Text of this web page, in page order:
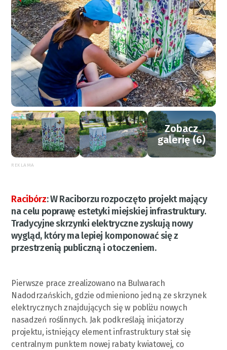
Zobacz
galerię (6)
REKLAMA
Racibórz:W Raciborzu rozpoczęto projekt mający
na celu poprawę estetyki miejskiej infrastruktury.
Tradycyjne skrzynki elektryczne zyskują nowy
wygląd, który ma lepiej komponować się z
przestrzenią publiczną i otoczeniem.
Pierwsze prace zrealizowano na Bulwarach
Nadodrzańskich, gdzie odmieniono jedną ze skrzynek
elektrycznych znajdujących się w pobliżu nowych
nasadzeń roślinnych. Jak podkreślają inicjatorzy
projektu, istniejący element infrastruktury stał się
centralnym punktem nowej rabaty kwiatowej, co